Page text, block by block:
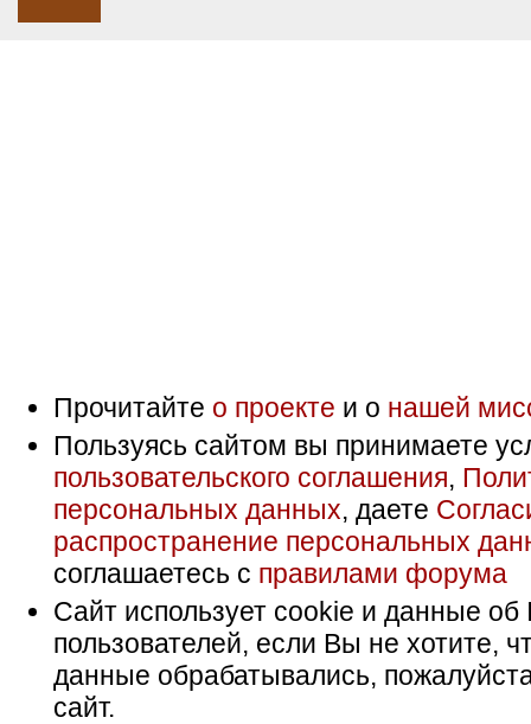
Прочитайте о проекте и о нашей
Пользуясь сайтом вы принимаете
пользовательского соглашения,
персональных данных, даете
распространение персональных
соглашаетесь с правилами форума
Сайт использует cookie и данные об
пользователей, если Вы не хотите,
данные обрабатывались,
сайт.